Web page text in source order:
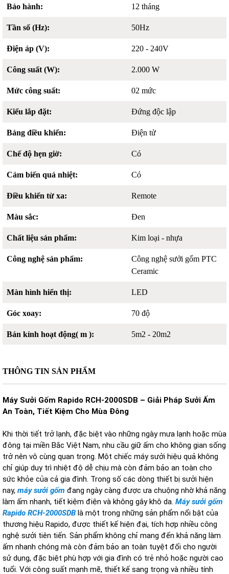
THÔNG TIN SẢN PHẨM
Máy Sưởi Gốm Rapido RCH-2000SDB – Giải Pháp Sưởi Ấm
An Toàn, Tiết Kiệm Cho Mùa Đông
Khi thời tiết trở lạnh, đặc biệt vào những ngày mưa lạnh hoặc mùa
đông tại miền Bắc Việt Nam, nhu cầu giữ ấm cho không gian sống
trở nên vô cùng quan trọng. Một chiếc máy sưởi hiệu quả không
chỉ giúp duy trì nhiệt độ dễ chịu mà còn đảm bảo an toàn cho
sức khỏe của cả gia đình. Trong số các dòng thiết bị sưởi hiện
nay, máy sưởi gốm đang ngày càng được ưa chuộng nhờ khả năng
làm ấm nhanh, tiết kiệm điện và không gây khô da. Máy sưởi gốm
Rapido RCH-2000SDB là một trong những sản phẩm nổi bật của
thương hiệu Rapido, được thiết kế hiện đại, tích hợp nhiều công
nghệ sưởi tiên tiến. Sản phẩm không chỉ mang đến khả năng làm
ấm nhanh chóng mà còn đảm bảo an toàn tuyệt đối cho người
sử dụng, đặc biệt phù hợp với gia đình có trẻ nhỏ hoặc người cao
tuổi. Với công suất mạnh mẽ, thiết kế sang trọng và nhiều tính
Bảo hành: 12 tháng
Tần số (Hz): 50Hz
Điện áp (V): 220 - 240V
Công suất (W): 2.000 W
Mức công suất: 02 mức
Kiểu lắp đặt: Đứng độc lập
Bảng điều khiển: Điện tử
Chế độ hẹn giờ: Có
Cảm biến quá nhiệt: Có
Điều khiển từ xa: Remote
Màu sắc: Đen
Chất liệu sản phẩm: Kim loại - nhựa
Công nghệ sản phẩm:
Công nghệ sưởi gốm PTC
Ceramic
Màn hình hiển thị: LED
Góc xoay: 70 độ
Bán kính hoạt động( m ): 5m2 - 20m2